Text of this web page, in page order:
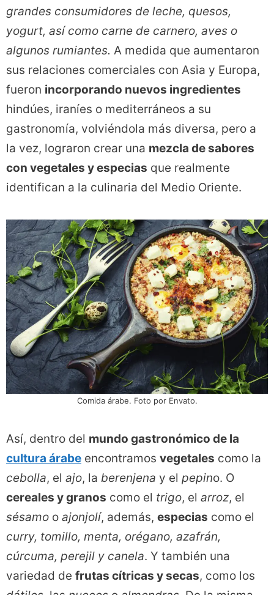
grandes consumidores de leche, quesos,
yogurt, así como carne de carnero, aves o
algunos rumiantes. A medida que aumentaron
sus relaciones comerciales con Asia y Europa,
fueron incorporando nuevos ingredientes
hindúes, iraníes o mediterráneos a su
gastronomía, volviéndola más diversa, pero a
la vez, lograron crear una mezcla de sabores
con vegetales y especias que realmente
identifican a la culinaria del Medio Oriente.
Comida árabe. Foto por Envato.
Así, dentro del mundo gastronómico de la
cultura árabe encontramos vegetales como la
cebolla, el ajo, la berenjena y el pepino. O
cereales y granos como el trigo, el arroz, el
sésamo o ajonjolí, además, especias como el
curry, tomillo, menta, orégano, azafrán,
cúrcuma, perejil y canela. Y también una
variedad de frutas cítricas y secas, como los